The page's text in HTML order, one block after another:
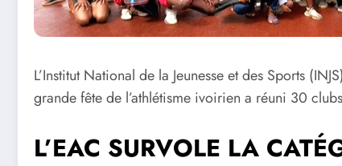
L’Institut National de la Jeunesse et des Sports
grande fête de l’athlétisme ivoirien a réuni 30
L’EAC SURVOLE LA